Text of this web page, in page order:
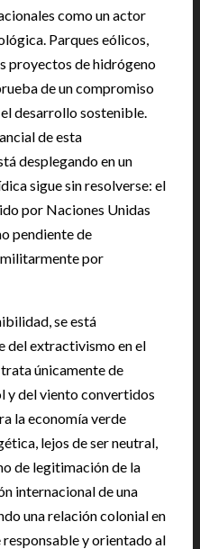
como un actor
Parques eólicos,
proyectos de hidrógeno
de un compromiso
desarrollo sostenible.
de esta
desplegando en un
sigue sin resolverse: el
por Naciones Unidas
pendiente de
por
se está
del extractivismo en el
únicamente de
y del viento convertidos
la economía verde
lejos de ser neutral,
de legitimación de la
internacional de una
una relación colonial en
y orientado al